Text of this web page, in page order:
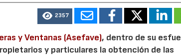
2357
y Ventanas (Asefave), dentro de su
y particulares la obtención de las